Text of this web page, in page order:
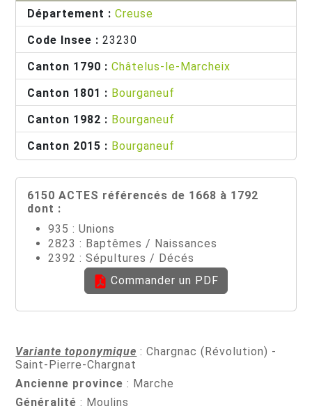
Département : Creuse
Code Insee : 23230
Canton 1790 : Châtelus-le-Marcheix
Canton 1801 : Bourganeuf
Canton 1982 : Bourganeuf
Canton 2015 : Bourganeuf
6150 ACTES référencés de 1668 à 1792
dont :
935 : Unions
2823 : Baptêmes / Naissances
2392 : Sépultures / Décés
Commander un PDF
Variante toponymique : Chargnac (Révolution) -
Saint-Pierre-Chargnat
Ancienne province : Marche
Généralité : Moulins